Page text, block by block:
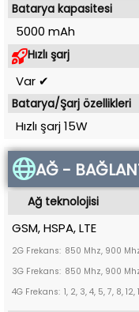
Batarya kapasitesi
5000 mAh
Hızlı şarj
Var ✔
Batarya/Şarj özellikleri
Hızlı şarj 15W
AĞ -
Ağ teknolojisi
GSM, HSPA, LTE
2G Frekans: 850 Mhz, 900
3G Frekans: 850 Mhz, 900
4G Frekans: 1, 2, 3, 4, 5, 7, 8,